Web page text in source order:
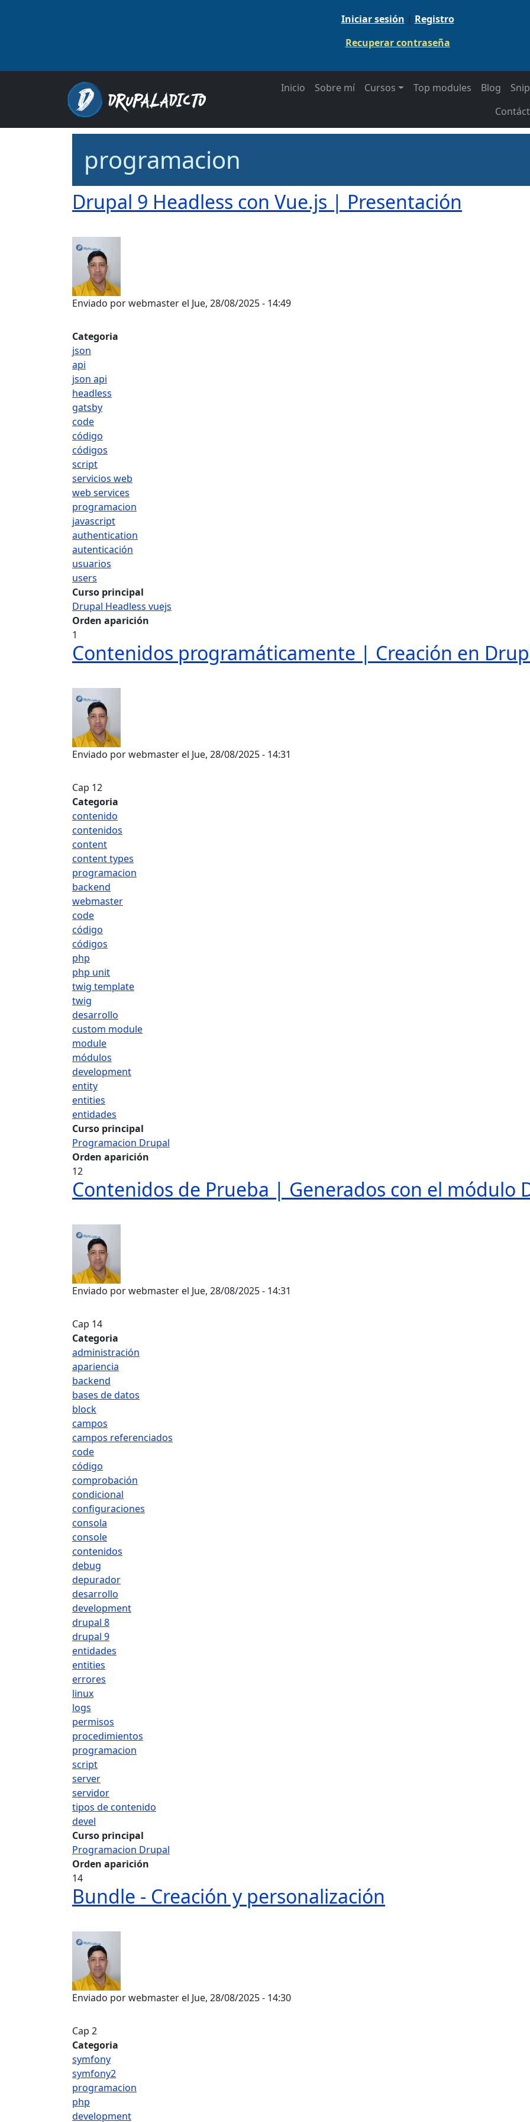
Iniciar sesión | Registro
Recuperar contraseña
Main navigation
Inicio Sobre mí Cursos Top modules Blog
programacion
Drupal 9 Headless con Vue.js | Presentación
Enviado porwebmaster el Jue, 28/08/2025 - 14:49
Categoria
json
api
json api
headless
gatsby
code
código
códigos
script
servicios web
web services
programacion
javascript
authentication
autenticación
usuarios
users
Curso principal
Drupal Headless vuejs
Orden aparición
1
Contenidos programáticamente | Creación en
Enviado porwebmaster el Jue, 28/08/2025 - 14:31
Cap 12
Categoria
contenido
contenidos
content
content types
programacion
backend
webmaster
code
código
códigos
php
php unit
twig template
twig
desarrollo
custom module
module
módulos
development
entity
entities
entidades
Curso principal
Programacion Drupal
Orden aparición
12
Contenidos de Prueba | Generados con el módulo
Enviado porwebmaster el Jue, 28/08/2025 - 14:31
Cap 14
Categoria
administración
apariencia
backend
bases de datos
block
campos
campos referenciados
code
código
comprobación
condicional
configuraciones
consola
console
contenidos
debug
depurador
desarrollo
development
drupal 8
drupal 9
entidades
entities
errores
linux
logs
permisos
procedimientos
programacion
script
server
servidor
tipos de contenido
devel
Curso principal
Programacion Drupal
Orden aparición
14
Bundle - Creación y personalización
Enviado porwebmaster el Jue, 28/08/2025 - 14:30
Cap 2
Categoria
symfony
symfony2
programacion
php
development